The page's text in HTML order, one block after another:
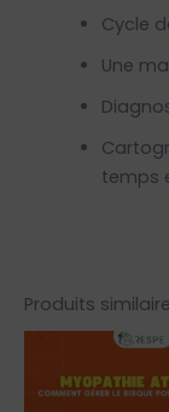
Cycle
Une
temps
Produits